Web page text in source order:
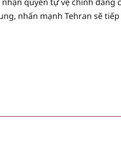
nhấn mạnh Tehran sẽ